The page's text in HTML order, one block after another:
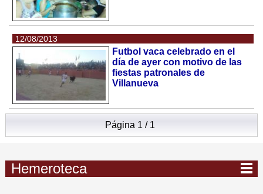
12/08/2013
Futbol vaca celebrado en el
día de ayer con motivo de las
fiestas patronales de
Villanueva
Página 1 / 1
Hemeroteca